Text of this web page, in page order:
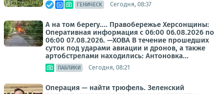
ГЕНИЧЕСК Сегодня, 08:37
А на том берегу.... Правобережье Херсонщины:
Оперативная информация с 06:00 06.08.2026 по
06:00 07.08.2026. —ХОВА В течение прошедших
суток под ударами авиации и дронов, а также
артобстрелами находились: Антоновка...
ПАБЛИКИ Сегодня, 08:21
Операция — найти трюфель. Зеленский